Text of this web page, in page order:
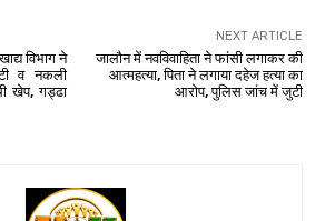
विभाग ने
व नकली
खेप, गड्ढा
NEXT ARTICLE
जालौन में नवविवाहिता ने फांसी लगाकर की
आत्महत्या, पिता ने लगाया दहेज हत्या का
आरोप, पुलिस जांच में जुटी